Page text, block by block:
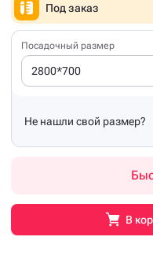
Под заказ
Посадочный размер
2800*700
Не нашли свой размер?
В